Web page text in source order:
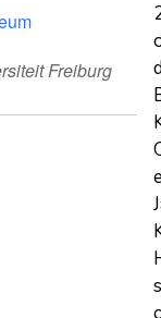
Freiburg